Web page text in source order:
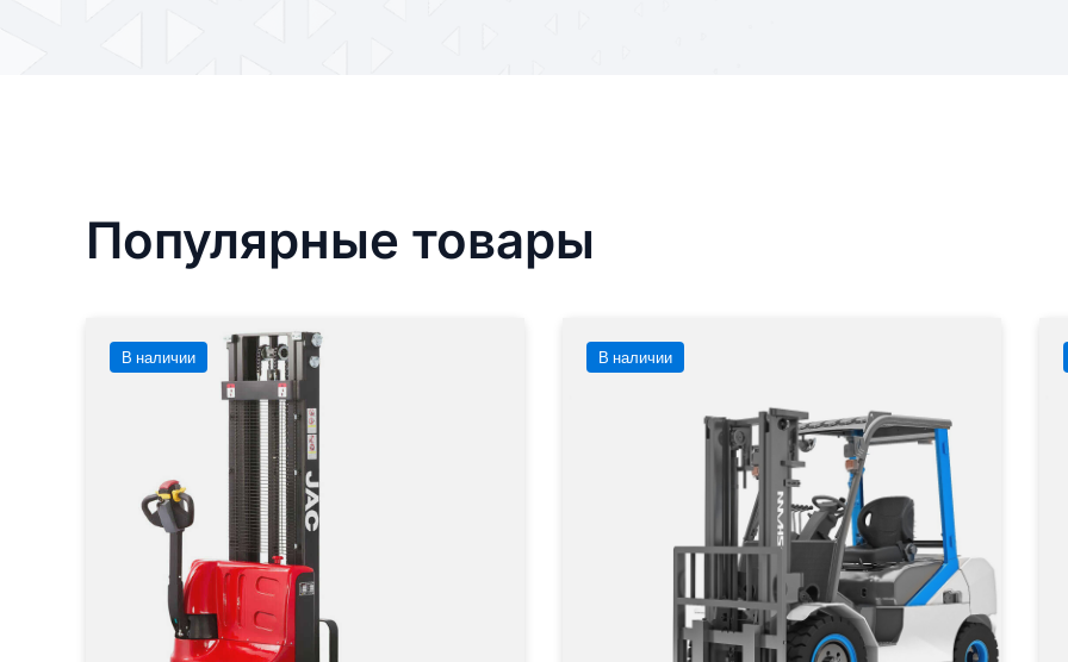
Популярные товары
В наличии В наличии